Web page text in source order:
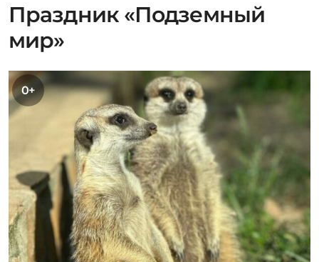
Праздник «Подземный
мир»
0+